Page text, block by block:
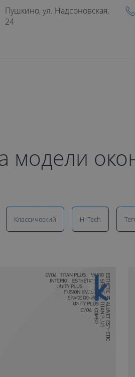
Пушкино, ул. Надсоновская,
24
модели
Классический Hi-Tech
10 ЛЕТ ГАРАНТИИ